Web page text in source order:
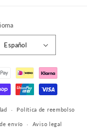
Español
Política de reembolso
envío Aviso legal